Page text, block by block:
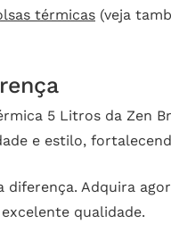
térmicas (veja
5 Litros da Zen
e estilo,
Adquira
qualidade.